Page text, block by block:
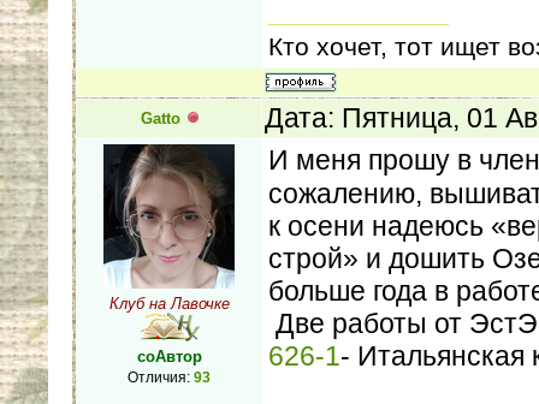
Кто хочет, тот ищет
Gatto Дата: Пятница, 01
Клуб на Лавочке
соАвтор
Отличия: 93
И меня прошу в
сожалению,
к осени надеюсь
строй» и дошить
больше года в
Две работы от
626-1- Итальянская